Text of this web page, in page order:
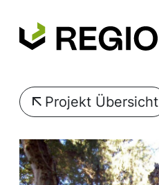
Projekt Übersicht